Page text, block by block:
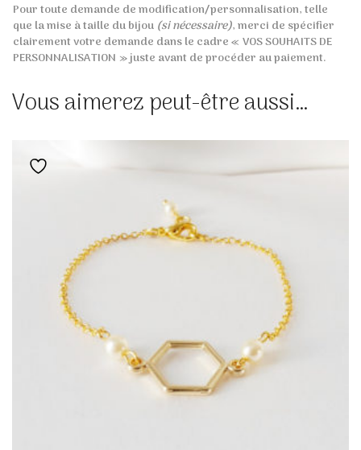
Pour toute demande de modification/personnalisation, telle
que la mise à taille du bijou (si nécessaire), merci de spécifier
clairement votre demande dans le cadre « VOS SOUHAITS DE
PERSONNALISATION » juste avant de procéder au paiement.
Vous aimerez peut-être aussi…